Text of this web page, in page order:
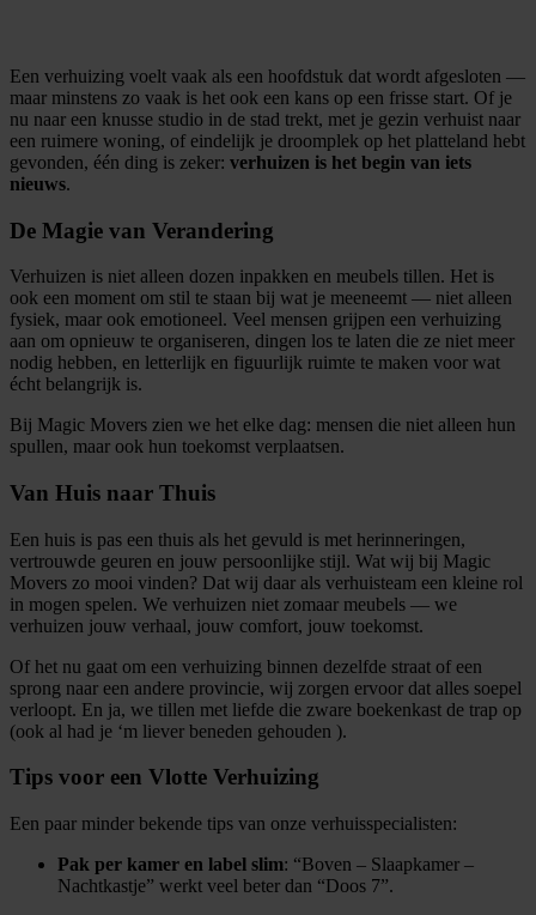
Een verhuizing voelt vaak als een hoofdstuk dat wordt afgesloten —
maar minstens zo vaak is het ook een kans op een frisse start. Of je
nu naar een knusse studio in de stad trekt, met je gezin verhuist naar
een ruimere woning, of eindelijk je droomplek op het platteland hebt
gevonden, één ding is zeker: verhuizen is het begin van iets
nieuws.
De Magie van Verandering
Verhuizen is niet alleen dozen inpakken en meubels tillen. Het is
ook een moment om stil te staan bij wat je meeneemt — niet alleen
fysiek, maar ook emotioneel. Veel mensen grijpen een verhuizing
aan om opnieuw te organiseren, dingen los te laten die ze niet meer
nodig hebben, en letterlijk en figuurlijk ruimte te maken voor wat
écht belangrijk is.
Bij Magic Movers zien we het elke dag: mensen die niet alleen hun
spullen, maar ook hun toekomst verplaatsen.
Van Huis naar Thuis
Een huis is pas een thuis als het gevuld is met herinneringen,
vertrouwde geuren en jouw persoonlijke stijl. Wat wij bij Magic
Movers zo mooi vinden? Dat wij daar als verhuisteam een kleine rol
in mogen spelen. We verhuizen niet zomaar meubels — we
verhuizen jouw verhaal, jouw comfort, jouw toekomst.
Of het nu gaat om een verhuizing binnen dezelfde straat of een
sprong naar een andere provincie, wij zorgen ervoor dat alles soepel
verloopt. En ja, we tillen met liefde die zware boekenkast de trap op
(ook al had je ‘m liever beneden gehouden ).
Tips voor een Vlotte Verhuizing
Een paar minder bekende tips van onze verhuisspecialisten:
Pak per kamer en label slim: “Boven – Slaapkamer –
Nachtkastje” werkt veel beter dan “Doos 7”.